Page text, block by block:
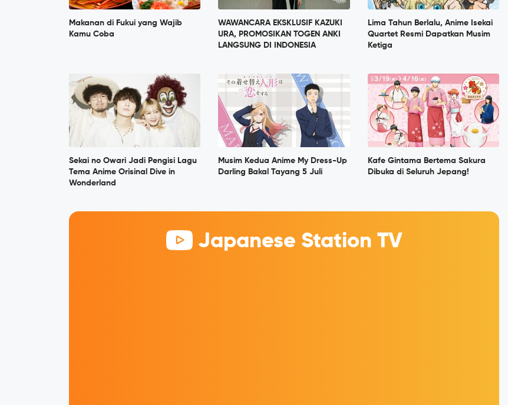
Makanan di Fukui yang Wajib
Kamu Coba
WAWANCARA EKSKLUSIF KAZUKI
URA, PROMOSIKAN TOGEN ANKI
LANGSUNG DI INDONESIA
Lima Tahun Berlalu, Anime Isekai
Quartet Resmi Dapatkan Musim
Ketiga
Sekai no Owari Jadi Pengisi Lagu
Tema Anime Orisinal Dive in
Wonderland
Musim Kedua Anime My Dress-Up
Darling Bakal Tayang 5 Juli
Kafe Gintama Bertema Sakura
Dibuka di Seluruh Jepang!
Japanese Station TV